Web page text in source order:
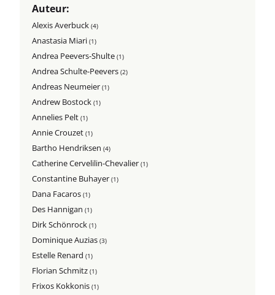
Auteur:
Alexis Averbuck(4)
Anastasia Miari(1)
Andrea Peevers-Shulte(1)
Andrea Schulte-Peevers(2)
Andreas Neumeier(1)
Andrew Bostock(1)
Annelies Pelt(1)
Annie Crouzet(1)
Bartho Hendriksen(4)
Catherine Cervelilin-Chevalier(1)
Constantine Buhayer(1)
Dana Facaros(1)
Des Hannigan(1)
Dirk Schönrock(1)
Dominique Auzias(3)
Estelle Renard(1)
Florian Schmitz(1)
Frixos Kokkonis(1)